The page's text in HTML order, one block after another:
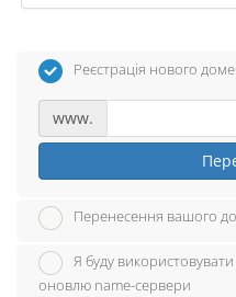
Реєстрація нового
www.
Перенесення вашого
Я буду
оновлю name-сервери